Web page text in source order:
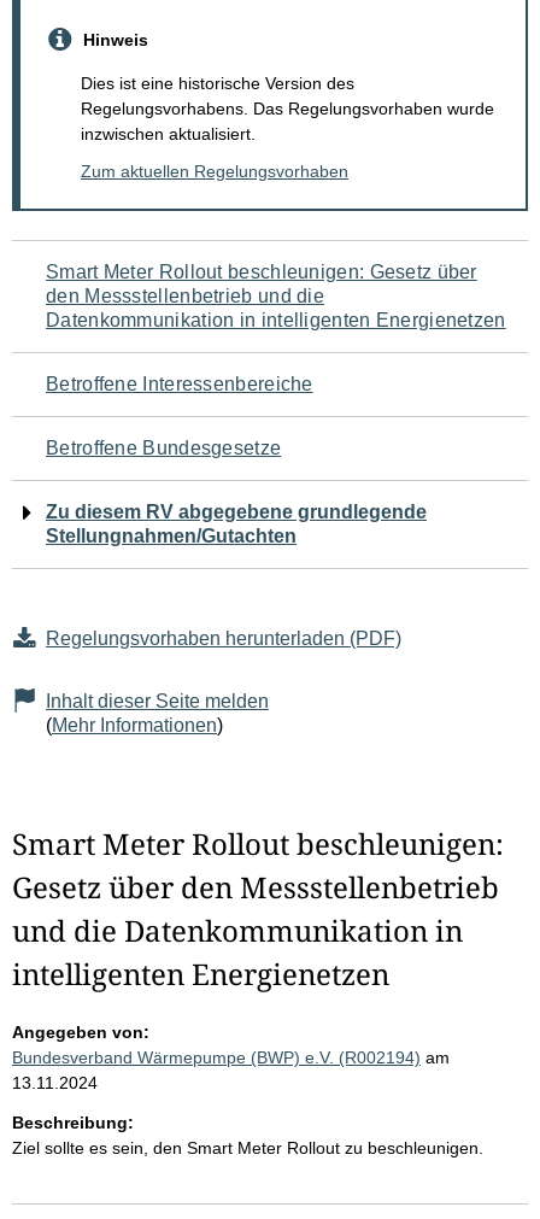
Hinweis
Dies ist eine historische Version des
Regelungsvorhabens. Das Regelungsvorhaben wurde
inzwischen aktualisiert.
Zum aktuellen Regelungsvorhaben
Navigation
für
den
Seiteninhalt
Smart Meter Rollout beschleunigen: Gesetz über
den Messstellenbetrieb und die
Datenkommunikation in intelligenten Energienetzen
Betroffene Interessenbereiche
Betroffene Bundesgesetze
Zu diesem RV abgegebene grundlegende
Stellungnahmen/Gutachten
Regelungsvorhaben herunterladen (PDF)
Inhalt dieser Seite melden
(Mehr Informationen)
Smart Meter Rollout beschleunigen:
Gesetz über den Messstellenbetrieb
und die Datenkommunikation in
intelligenten Energienetzen
Angegeben von:
Bundesverband Wärmepumpe (BWP) e.V. (R002194) am
13.11.2024
Beschreibung:
Ziel sollte es sein, den Smart Meter Rollout zu beschleunigen.